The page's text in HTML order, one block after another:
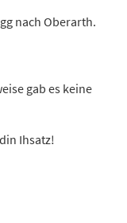
nach Oberarth.
gab es keine
Ihsatz!